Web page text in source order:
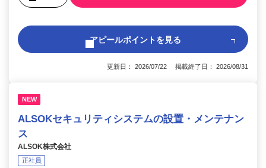
アピールポイントを見る
更新日： 2026/07/22 掲載終了日： 2026/08/31
NEW
ALSOKセキュリティシステムの設置・メンテナン
ス
ALSOK株式会社
正社員